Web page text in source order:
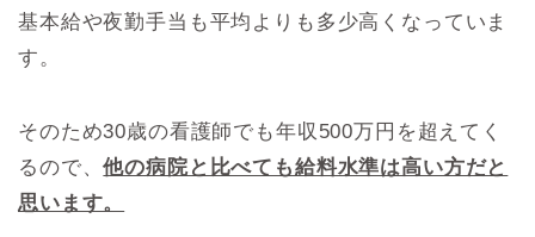
基本給や夜勤手当も平均よりも多少高くなっていま
す。
そのため30歳の看護師でも年収500万円を超えてく
るので、他の病院と比べても給料水準は高い方だと
思います。